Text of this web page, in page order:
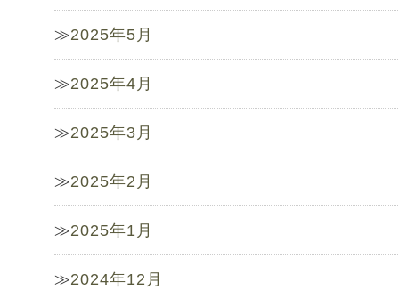
2025年5月
2025年4月
2025年3月
2025年2月
2025年1月
2024年12月